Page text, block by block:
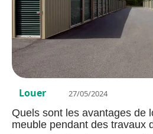
Louer 27/05/2024
Quels sont les avantages de
meuble pendant des travaux